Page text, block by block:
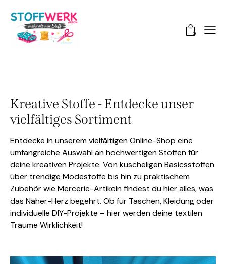
0
Kreative Stoffe - Entdecke unser
vielfältiges Sortiment
Entdecke in unserem vielfältigen Online-Shop eine
umfangreiche Auswahl an hochwertigen Stoffen für
deine kreativen Projekte. Von kuscheligen Basicsstoffen
über trendige Modestoffe bis hin zu praktischem
Zubehör wie Mercerie-Artikeln findest du hier alles, was
das Näher-Herz begehrt. Ob für Taschen, Kleidung oder
individuelle DIY-Projekte – hier werden deine textilen
Träume Wirklichkeit!